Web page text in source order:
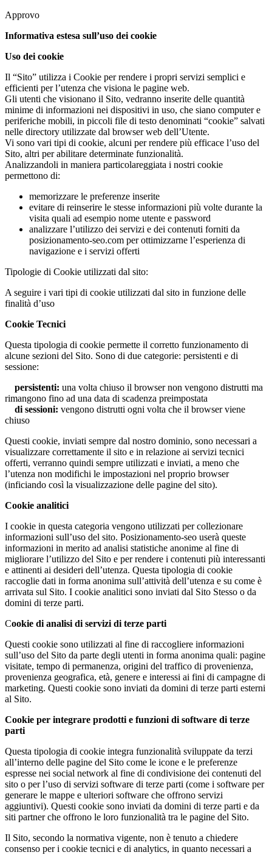
Approvo
Informativa estesa sull’uso dei cookie
Uso dei cookie
Il “Sito” utilizza i Cookie per rendere i propri servizi semplici e
efficienti per l’utenza che visiona le pagine web.
Gli utenti che visionano il Sito, vedranno inserite delle quantità
minime di informazioni nei dispositivi in uso, che siano computer e
periferiche mobili, in piccoli file di testo denominati “cookie” salvati
nelle directory utilizzate dal browser web dell’Utente.
Vi sono vari tipi di cookie, alcuni per rendere più efficace l’uso del
Sito, altri per abilitare determinate funzionalità.
Analizzandoli in maniera particolareggiata i nostri cookie
permettono di:
memorizzare le preferenze inserite
evitare di reinserire le stesse informazioni più volte durante la
visita quali ad esempio nome utente e password
analizzare l’utilizzo dei servizi e dei contenuti forniti da
posizionamento-seo.com per ottimizzarne l’esperienza di
navigazione e i servizi offerti
Tipologie di Cookie utilizzati dal sito:
A seguire i vari tipi di cookie utilizzati dal sito in funzione delle
finalità d’uso
Cookie Tecnici
Questa tipologia di cookie permette il corretto funzionamento di
alcune sezioni del Sito. Sono di due categorie: persistenti e di
sessione:
persistenti: una volta chiuso il browser non vengono distrutti ma
rimangono fino ad una data di scadenza preimpostata
di sessioni: vengono distrutti ogni volta che il browser viene
chiuso
Questi cookie, inviati sempre dal nostro dominio, sono necessari a
visualizzare correttamente il sito e in relazione ai servizi tecnici
offerti, verranno quindi sempre utilizzati e inviati, a meno che
l’utenza non modifichi le impostazioni nel proprio browser
(inficiando così la visualizzazione delle pagine del sito).
Cookie analitici
I cookie in questa categoria vengono utilizzati per collezionare
informazioni sull’uso del sito. Posizionamento-seo userà queste
informazioni in merito ad analisi statistiche anonime al fine di
migliorare l’utilizzo del Sito e per rendere i contenuti più interessanti
e attinenti ai desideri dell’utenza. Questa tipologia di cookie
raccoglie dati in forma anonima sull’attività dell’utenza e su come è
arrivata sul Sito. I cookie analitici sono inviati dal Sito Stesso o da
domini di terze parti.
Cookie di analisi di servizi di terze parti
Questi cookie sono utilizzati al fine di raccogliere informazioni
sull’uso del Sito da parte degli utenti in forma anonima quali: pagine
visitate, tempo di permanenza, origini del traffico di provenienza,
provenienza geografica, età, genere e interessi ai fini di campagne di
marketing. Questi cookie sono inviati da domini di terze parti esterni
al Sito.
Cookie per integrare prodotti e funzioni di software di terze
parti
Questa tipologia di cookie integra funzionalità sviluppate da terzi
all’interno delle pagine del Sito come le icone e le preferenze
espresse nei social network al fine di condivisione dei contenuti del
sito o per l’uso di servizi software di terze parti (come i software per
generare le mappe e ulteriori software che offrono servizi
aggiuntivi). Questi cookie sono inviati da domini di terze parti e da
siti partner che offrono le loro funzionalità tra le pagine del Sito.
Il Sito, secondo la normativa vigente, non è tenuto a chiedere
consenso per i cookie tecnici e di analytics, in quanto necessari a